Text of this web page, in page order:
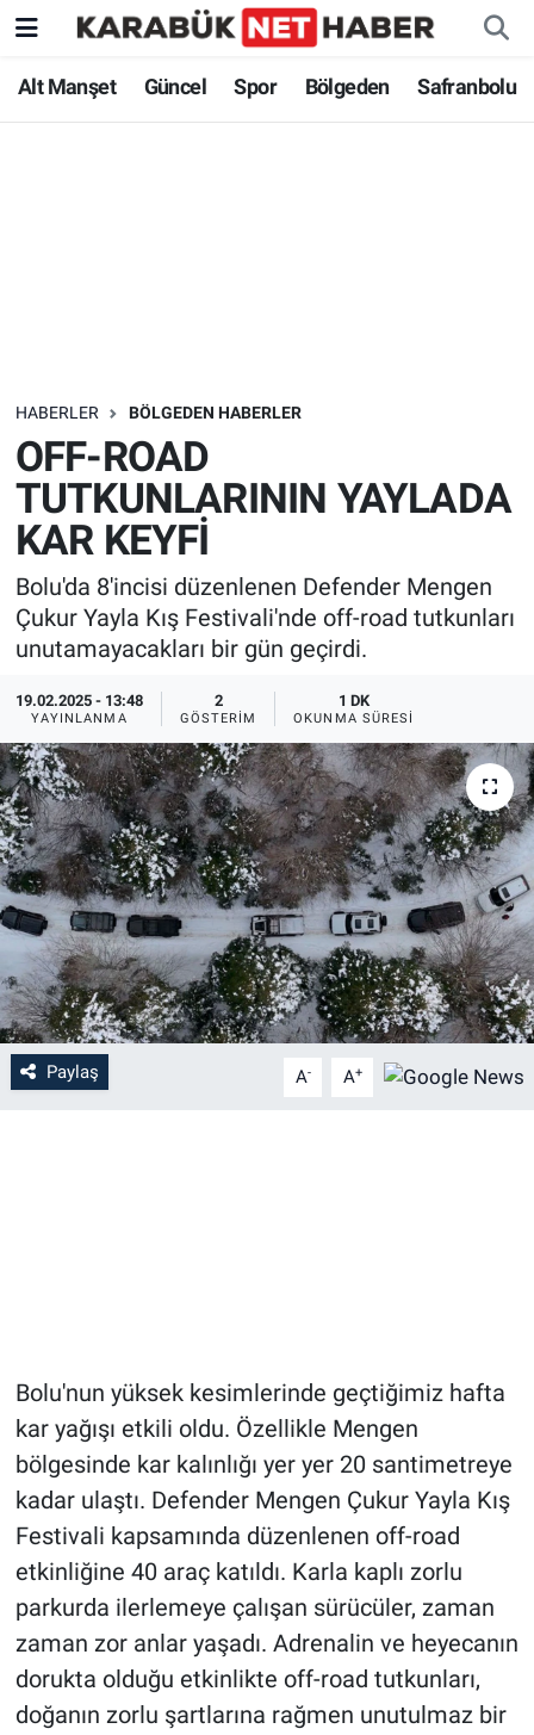
Alt Manşet Güncel Spor Bölgeden Safranbolu
HABERLER BÖLGEDEN HABERLER
OFF-ROAD
TUTKUNLARININ YAYLADA
KAR KEYFİ
Bolu'da 8'incisi düzenlenen Defender Mengen
Çukur Yayla Kış Festivali'nde off-road tutkunları
unutamayacakları bir gün geçirdi.
19.02.2025 - 13:48
YAYINLANMA
2
GÖSTERIM
1 DK
OKUNMA SÜRESI
Paylaş A- A+
Bolu'nun yüksek kesimlerinde geçtiğimiz hafta
kar yağışı etkili oldu. Özellikle Mengen
bölgesinde kar kalınlığı yer yer 20 santimetreye
kadar ulaştı. Defender Mengen Çukur Yayla Kış
Festivali kapsamında düzenlenen off-road
etkinliğine 40 araç katıldı. Karla kaplı zorlu
parkurda ilerlemeye çalışan sürücüler, zaman
zaman zor anlar yaşadı. Adrenalin ve heyecanın
dorukta olduğu etkinlikte off-road tutkunları,
doğanın zorlu şartlarına rağmen unutulmaz bir